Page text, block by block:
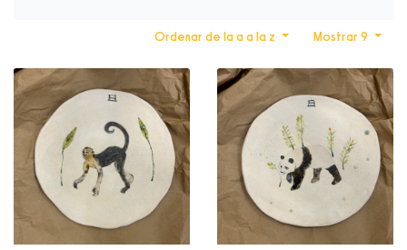
Mostrar 9
Ordenar de la a a la z